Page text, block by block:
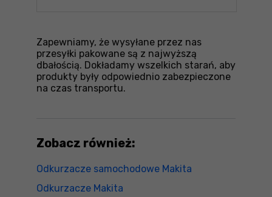
Zapewniamy, że wysyłane przez nas
przesyłki pakowane są z najwyższą
dbałością. Dokładamy wszelkich starań, aby
produkty były odpowiednio zabezpieczone
na czas transportu.
Zobacz również:
Odkurzacze samochodowe Makita
Odkurzacze Makita